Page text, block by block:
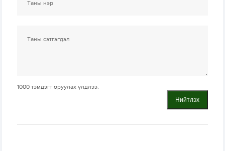
1000 тэмдэгт оруулах үлдлээ.
Нийтлэх